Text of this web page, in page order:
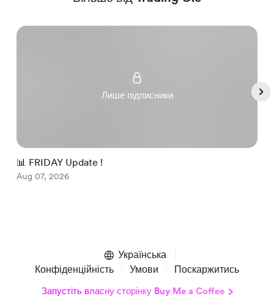
Лише підписники
📊 FRIDAY Update !
Aug 07, 2026
Українська
Конфіденційність
Умови Поскаржитись
Запустіть власну сторінку Buy Me a Coffee